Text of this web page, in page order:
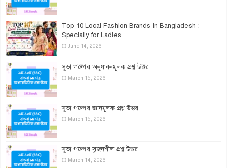
Top 10 Local Fashion Brands in Bangladesh :
Specially for Ladies
June 14, 2026
সুভা গল্পের অনুধাবনমূলক প্রশ্ন উত্তর
March 15, 2026
সুভা গল্পের জ্ঞানমূলক প্রশ্ন উত্তর
March 15, 2026
সুভা গল্পের সৃজনশীল প্রশ্ন উত্তর
March 14, 2026